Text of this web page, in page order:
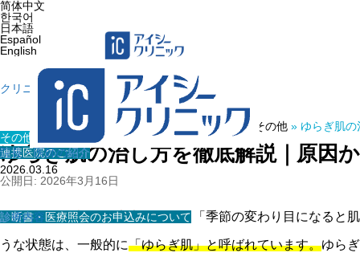
简体中文
한국어
日本語
Español
English
クリニック紹介
連携医院のご紹介
診断書・医療照会のお申込みについて
院長・医師の紹介
診療内容
ホーム 医療コラム » その他 » ゆらぎ肌
その他
ゆらぎ肌の治し方を徹底解説｜原因
2026.03.16
公開日: 2026年3月16日
「最近、肌の調子が安定しない」「季節の変わり目になる
うな状態は、一般的に「ゆらぎ肌」と呼ばれています。ゆら